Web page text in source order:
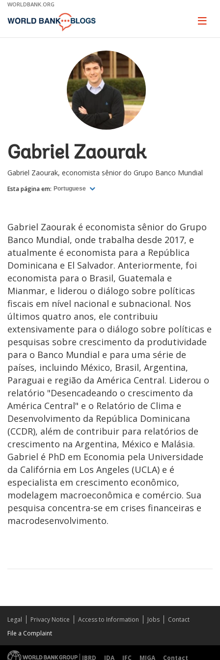
Skip
Main
WORLDBANK.ORG
Page
Gabriel Zaourak
Gabriel Zaourak, economista sênior do Grupo Banco Mundial
Esta página em: Portuguese
Gabriel Zaourak é economista sênior do Grupo
Banco Mundial, onde trabalha desde 2017, e
atualmente é economista para a República
Dominicana e El Salvador. Anteriormente, foi
economista para o Brasil, Guatemala e
Mianmar, e liderou o diálogo sobre políticas
fiscais em nível nacional e subnacional. Nos
últimos quatro anos, ele contribuiu
extensivamente para o diálogo sobre políticas e
pesquisas sobre crescimento da produtividade
para o Banco Mundial e para uma série de
países, incluindo México, Brasil, Argentina,
Paraguai e região da América Central. Liderou o
relatório "Desencadeando o crescimento da
América Central" e o Relatório de Clima e
Desenvolvimento da República Dominicana
(CCDR), além de contribuir para relatórios de
crescimento na Argentina, México e Malásia.
Gabriel é PhD em Economia pela Universidade
da Califórnia em Los Angeles (UCLA) e é
especialista em crescimento econômico,
modelagem macroeconômica e comércio. Sua
pesquisa concentra-se em crises financeiras e
macrodesenvolvimento.
Legal Privacy Notice Access to Information Jobs
Contact
File a Complaint
IBRD IDA IFC MIGA Contact